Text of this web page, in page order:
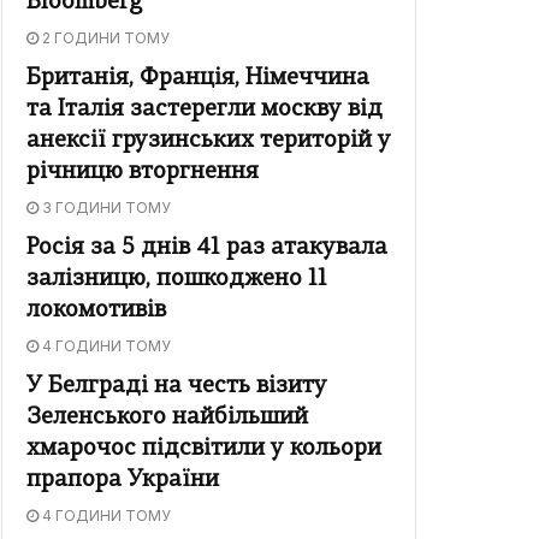
2 ГОДИНИ ТОМУ
Британія, Франція, Німеччина
та Італія застерегли москву від
анексії грузинських територій у
річницю вторгнення
3 ГОДИНИ ТОМУ
Росія за 5 днів 41 раз атакувала
залізницю, пошкоджено 11
локомотивів
4 ГОДИНИ ТОМУ
У Белграді на честь візиту
Зеленського найбільший
хмарочос підсвітили у кольори
прапора України
4 ГОДИНИ ТОМУ